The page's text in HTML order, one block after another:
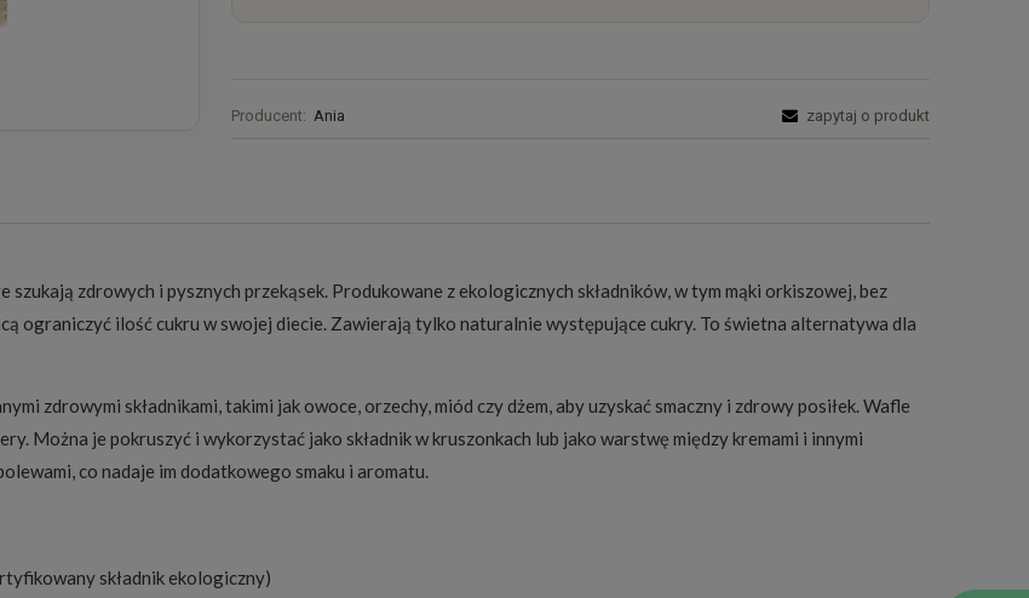
Producent: Ania zapytaj o produkt
zdrowych i pysznych przekąsek. Produkowane z ekologicznych składników, w tym mąki orkiszowej, bez
ograniczyć ilość cukru w swojej diecie. Zawierają tylko naturalnie występujące cukry. To świetna alternatywa dla
zdrowymi składnikami, takimi jak owoce, orzechy, miód czy dżem, aby uzyskać smaczny i zdrowy posiłek. Wafle
Można je pokruszyć i wykorzystać jako składnik w kruszonkach lub jako warstwę między kremami i innymi
co nadaje im dodatkowego smaku i aromatu.
składnik ekologiczny)